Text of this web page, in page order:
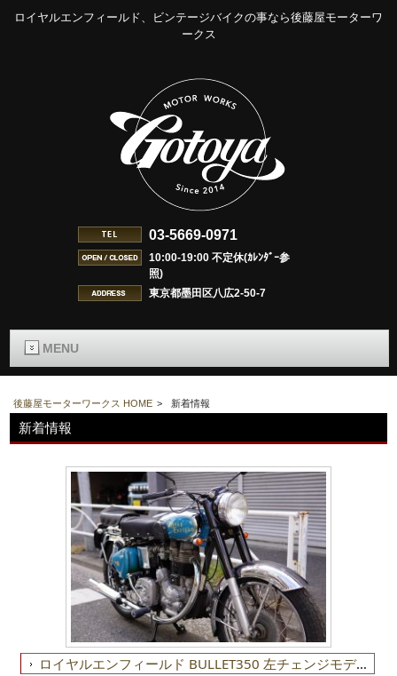
ロイヤルエンフィールド、ビンテージバイクの事なら後藤屋モーターワ
ークス
03-5669-0971
10:00-19:00 不定休(ｶﾚﾝﾀﾞｰ参
照)
東京都墨田区八広2-50-7
MENU
後藤屋モーターワークス HOME > 新着情報
新着情報
ロイヤルエンフィールド BULLET350 左チェンジモデルの中古車